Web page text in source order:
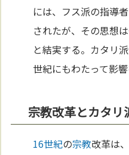
には、フス派の指導
されたが、その思想
と結実する。カタリ
世紀にもわたって影
宗教改革とカタリ
16世紀の宗教改革は